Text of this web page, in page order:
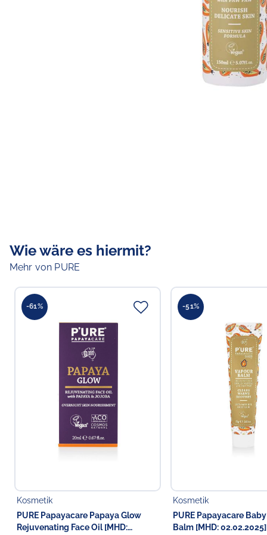
Wie wäre es hiermit?
Mehr von PURE
-61%
Kosmetik
PURE Papayacare Papaya Glow
Rejuvenating Face Oil [MHD:
-51%
Kosmetik
PURE Papayacare
Balm [MHD: 02.02.2025]